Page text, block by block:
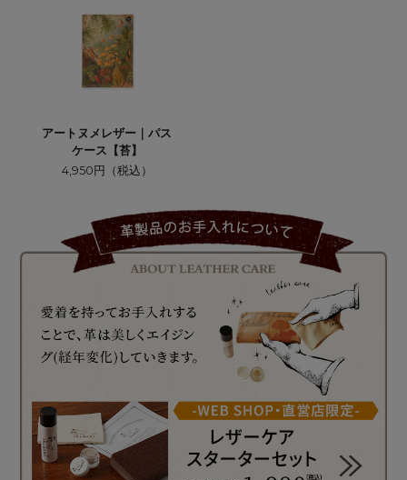
アートヌメレザー｜パス
ケース【苔】
4,950円（税込）